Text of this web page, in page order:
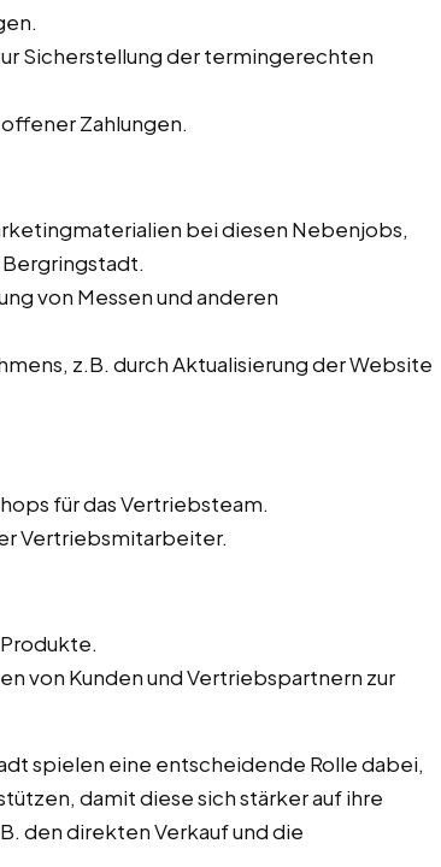
Sicherstellung der termingerechten
Zahlungen.
bei diesen Nebenjobs,
von Messen und anderen
z.B. durch Aktualisierung der Website
für das Vertriebsteam.
Vertriebsmitarbeiter.
von Kunden und Vertriebspartnern zur
spielen eine entscheidende Rolle dabei,
damit diese sich stärker auf ihre
den direkten Verkauf und die